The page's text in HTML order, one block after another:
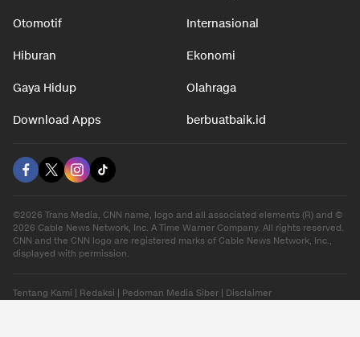
Otomotif Internasional
Hiburan Ekonomi
Gaya Hidup Olahraga
Download Apps berbuatbaik.id
©2026 Trans Media, CNN name, logo and all associated elements (R) and ©
2026 Cable News Network, Inc. A Time Warner Company. All rights reserved.
CNN and the CNN logo are registered marks of Cable News Network, Inc.,
displayed with permission.
Tentang Kami Redaksi Pedoman Media Siber Disclaimer